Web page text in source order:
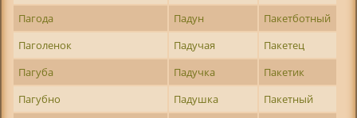
Пагода
Падун
Пакетботный
Паголенок
Падучая
Пакетец
Пагуба
Падучка
Пакетик
Пагубно
Падушка
Пакетный